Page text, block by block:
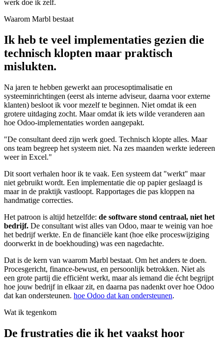
werk doe ik zelf.
Waarom Marbl bestaat
Ik heb te veel implementaties gezien die
technisch klopten maar praktisch
mislukten.
Na jaren te hebben gewerkt aan procesoptimalisatie en
systeeminrichtingen (eerst als interne adviseur, daarna voor externe
klanten) besloot ik voor mezelf te beginnen. Niet omdat ik een
grotere uitdaging zocht. Maar omdat ik iets wilde veranderen aan
hoe Odoo-implementaties worden aangepakt.
"De consultant deed zijn werk goed. Technisch klopte alles. Maar
ons team begreep het systeem niet. Na zes maanden werkte iedereen
weer in Excel."
Dit soort verhalen hoor ik te vaak. Een systeem dat "werkt" maar
niet gebruikt wordt. Een implementatie die op papier geslaagd is
maar in de praktijk vastloopt. Rapportages die pas kloppen na
handmatige correcties.
Het patroon is altijd hetzelfde: de software stond centraal, niet het
bedrijf. De consultant wist alles van Odoo, maar te weinig van hoe
het bedrijf werkte. En de financiële kant (hoe elke proceswijziging
doorwerkt in de boekhouding) was een nagedachte.
Dat is de kern van waarom Marbl bestaat. Om het anders te doen.
Procesgericht, finance-bewust, en persoonlijk betrokken. Niet als
een grote partij die efficiënt werkt, maar als iemand die écht begrijpt
hoe jouw bedrijf in elkaar zit, en daarna pas nadenkt over hoe Odoo
dat kan ondersteunen. hoe Odoo dat kan ondersteunen.
Wat ik tegenkom
De frustraties die ik het vaakst hoor